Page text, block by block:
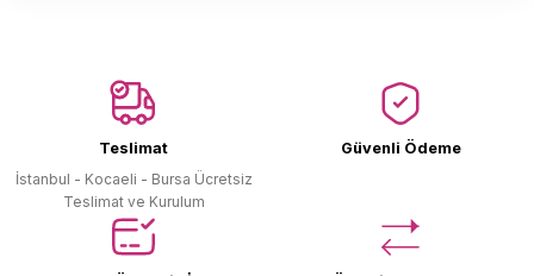
Teslimat
İstanbul - Kocaeli - Bursa Ücretsiz
Teslimat ve Kurulum
Güvenli Ödeme